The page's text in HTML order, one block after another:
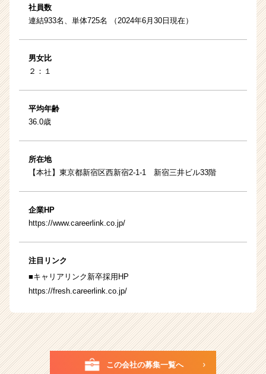
社員数
連結933名、単体725名 （2024年6月30日現在）
男女比
２：１
平均年齢
36.0歳
所在地
【本社】東京都新宿区西新宿2-1-1 新宿三井ビル33階
企業HP
https://www.careerlink.co.jp/
注目リンク
■キャリアリンク新卒採用HP
https://fresh.careerlink.co.jp/
この会社の募集一覧へ